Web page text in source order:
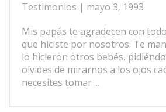
Testimonios | mayo 3, 1993
Mis papás te agradecen con
que hiciste por nosotros. Te
lo hicieron otros bebés,
olvides de mirarnos a los ojos
necesites tomar ...